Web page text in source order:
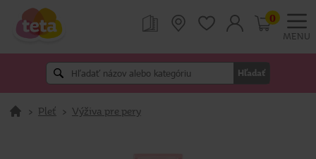
MENU
Hľadať
0
> Pleť > Výživa pre pery